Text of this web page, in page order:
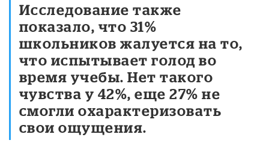
Исследование также
показало, что 31%
школьников жалуется на то,
что испытывает голод во
время учебы. Нет такого
чувства у 42%, еще 27% не
смогли охарактеризовать
свои ощущения.